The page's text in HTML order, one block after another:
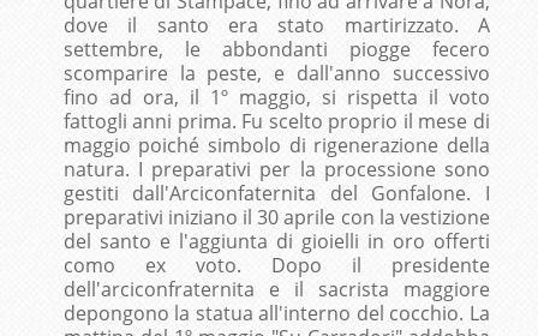
dove il santo era stato martirizzato. A
settembre, le abbondanti piogge fecero
scomparire la peste, e dall'anno successivo
fino ad ora, il 1º maggio, si rispetta il voto
fattogli anni prima. Fu scelto proprio il mese di
maggio poiché simbolo di rigenerazione della
natura. I preparativi per la processione sono
gestiti dall'Arciconfaternita del Gonfalone. I
preparativi iniziano il 30 aprile con la vestizione
del santo e l'aggiunta di gioielli in oro offerti
como ex voto. Dopo il presidente
dell'arciconfraternita e il sacrista maggiore
depongono la statua all'interno del cocchio. La